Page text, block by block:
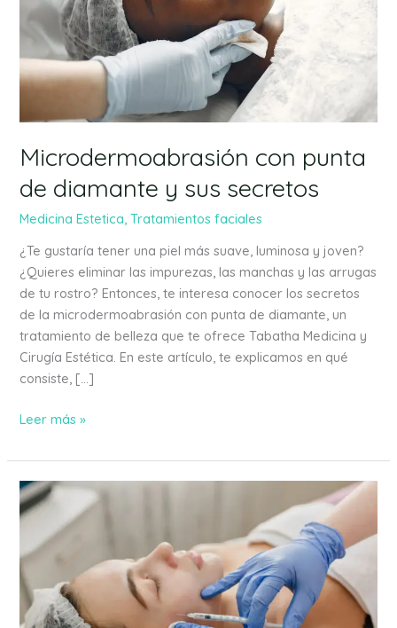
Microdermoabrasión con punta
de diamante y sus secretos
Medicina Estetica,Tratamientos faciales
¿Te gustaría tener una piel más suave, luminosa y joven?
¿Quieres eliminar las impurezas, las manchas y las arrugas
de tu rostro? Entonces, te interesa conocer los secretos
de la microdermoabrasión con punta de diamante, un
tratamiento de belleza que te ofrece Tabatha Medicina y
Cirugía Estética. En este artículo, te explicamos en qué
consiste, […]
secretos
Leer más »
Relleno
de
pómulos
con
ácido
hialurónico
en